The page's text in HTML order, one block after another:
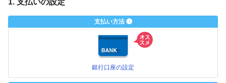
1. 支払いの設定
支払い方法 ❶
銀行口座の設定